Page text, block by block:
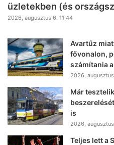
üzletekben (és
2026, augusztus 6. 11:44
Avartűz
fővonalon,
számítania
2026, augusztus
Már
is
2026,
Teljes lett a